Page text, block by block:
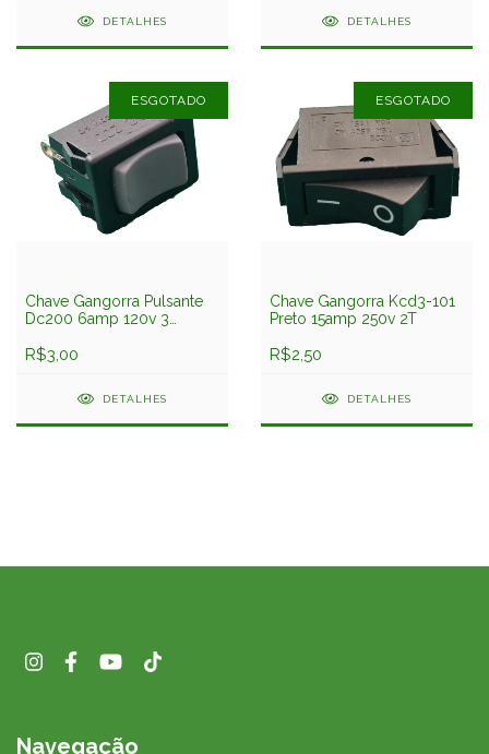
DETALHES DETALHES
ESGOTADO
Chave Gangorra Pulsante
Dc200 6amp 120v 3
Retorno ao Meio
R$3,00
DETALHES
ESGOTADO
Chave Gangorra Kcd3-101
Preto 15amp 250v 2T
R$2,50
DETALHES
Navegação